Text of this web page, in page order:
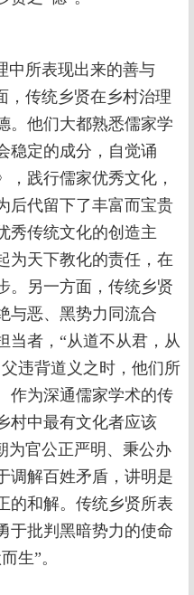
中所表现出来的善与
，传统乡贤在乡村治理
。他们大都熟悉儒家学
稳定的成分，自觉诵
，践行儒家优秀文化，
后代留下了丰富而宝贵
秀传统文化的创造主
为天下教化的责任，在
。另一方面，传统乡贤
与恶、黑势力同流合
当者，“从道不从君，从
违背道义之时，他们所
作为深通儒家学术的传
村中最有文化者应该
为官公正严明、秉公办
调解百姓矛盾，讲明是
的和解。传统乡贤所表
于批判黑暗势力的使命
生”。